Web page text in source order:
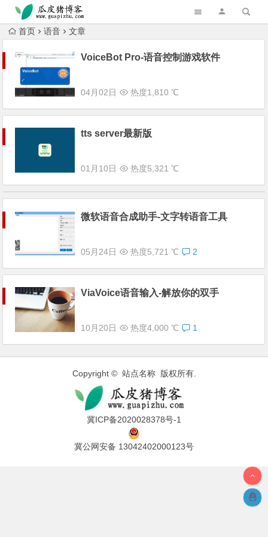
跳转到主内容
首页 语音 文章
VoiceBot Pro-语音控制游戏软件
04月02日 热度1,810 ℃
tts server最新版
01月10日 热度5,321 ℃
微软语音合成助手-文字转语音工具
05月24日 热度5,721 ℃ 2
ViaVoice语音输入-解放你的双手
10月20日 热度4,000 ℃ 1
Copyright © 站点名称 版权所有.
冀ICP备2020028378号-1
冀公网安备 13042402000123号